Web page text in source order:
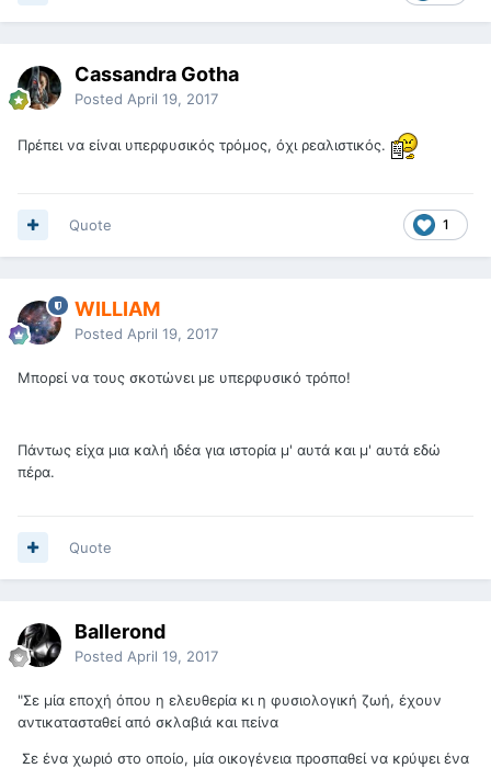
Cassandra Gotha
Posted April 19, 2017
Πρέπει να είναι υπερφυσικός τρόμος, όχι ρεαλιστικός.
1
Quote
WILLIAM
Posted April 19, 2017
Μπορεί να τους σκοτώνει με υπερφυσικό τρόπο!
Πάντως είχα μια καλή ιδέα για ιστορία μ' αυτά και μ' αυτά εδώ
πέρα.
Quote
Ballerond
Posted April 19, 2017
"Σε μία εποχή όπου η ελευθερία κι η φυσιολογική ζωή, έχουν
αντικατασταθεί από σκλαβιά και πείνα
Σε ένα χωριό στο οποίο, μία οικογένεια προσπαθεί να κρύψει ένα